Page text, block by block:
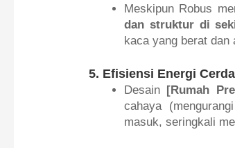
Meskipun Robus
dan struktur di
kaca yang berat dan
5. Efisiensi Energi
Desain [Rumah
cahaya
masuk, seringkali